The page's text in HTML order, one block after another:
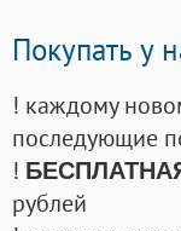
Покупать у
! каждому
последующие
!
рублей